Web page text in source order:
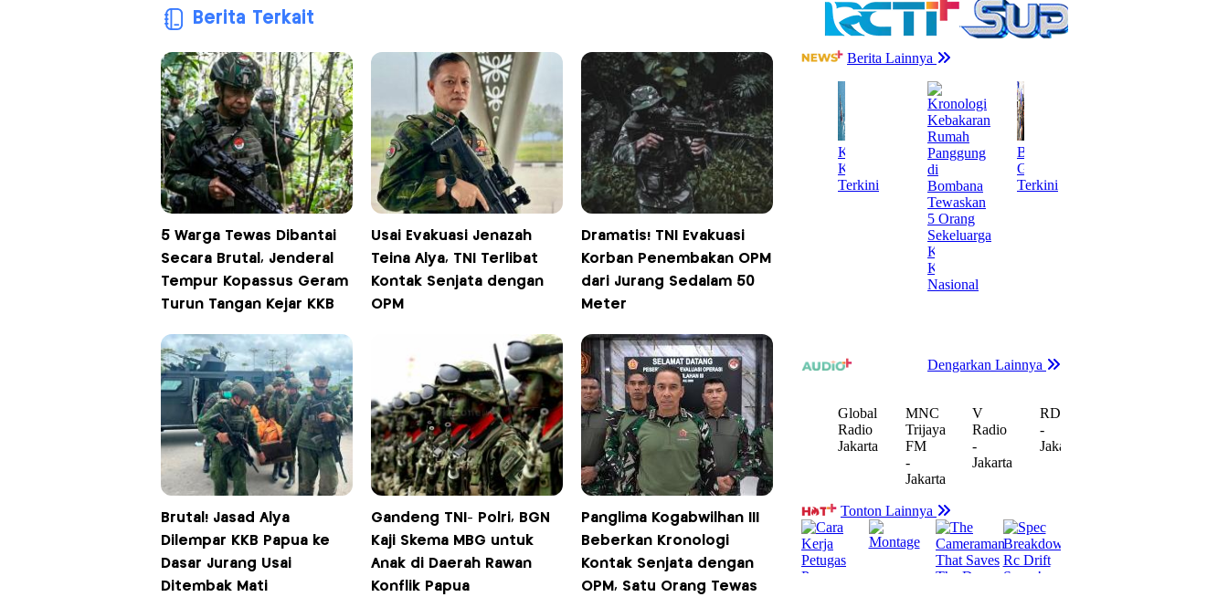
Berita Terkait
5 Warga Tewas Dibantai
Secara Brutal, Jenderal
Tempur Kopassus Geram
Turun Tangan Kejar KKB
Usai Evakuasi Jenazah
Teina Alya, TNI Terlibat
Kontak Senjata dengan
OPM
Dramatis! TNI Evakuasi
Korban Penembakan OPM
dari Jurang Sedalam 50
Meter
Brutal! Jasad Alya
Dilempar KKB Papua ke
Dasar Jurang Usai
Ditembak Mati
Gandeng TNI- Polri, BGN
Kaji Skema MBG untuk
Anak di Daerah Rawan
Konflik Papua
Panglima Kogabwilhan III
Beberkan Kronologi
Kontak Senjata dengan
OPM, Satu Orang Tewas